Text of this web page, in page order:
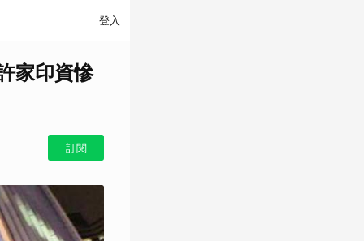
登入
家印資慘
訂閱